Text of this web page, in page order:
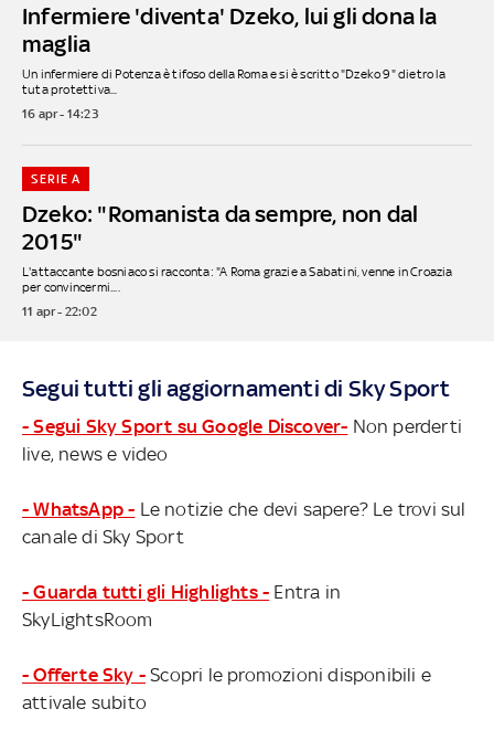
Infermiere 'diventa' Dzeko, lui gli dona la
maglia
Un infermiere di Potenza è tifoso della Roma e si è scritto "Dzeko 9" dietro la
tuta protettiva...
16 apr - 14:23
Dzeko: "Romanista da sempre, non dal
2015"
SERIE A
L'attaccante bosniaco si racconta: "A Roma grazie a Sabatini, venne in Croazia
per convincermi....
11 apr - 22:02
Segui tutti gli aggiornamenti di Sky Sport
- Segui Sky Sport su Google Discover- Non perderti
live, news e video
- WhatsApp - Le notizie che devi sapere? Le trovi sul
canale di Sky Sport
- Guarda tutti gli Highlights - Entra in
SkyLightsRoom
- Offerte Sky - Scopri le promozioni disponibili e
attivale subito